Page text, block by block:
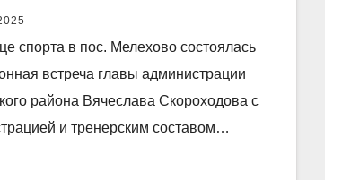
Дворца спорта
спорта в пос. Мелехово состоялась
встреча главы администрации
района Вячеслава Скороходова с
и тренерским составом…